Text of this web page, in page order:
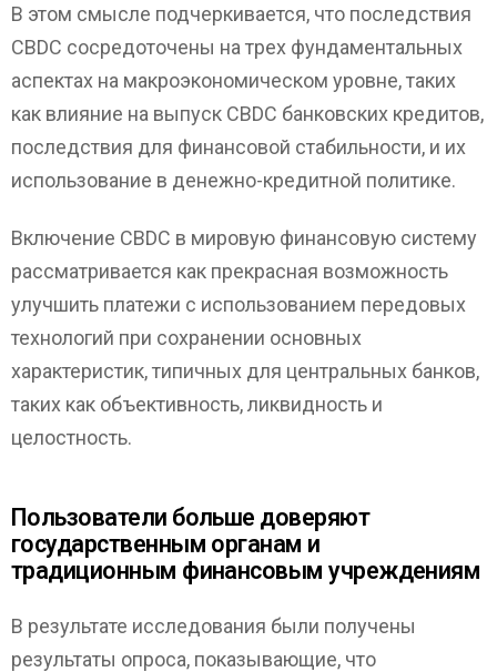
В этом смысле подчеркивается, что последствия
CBDC сосредоточены на трех фундаментальных
аспектах на макроэкономическом уровне, таких
как влияние на выпуск CBDC банковских кредитов,
последствия для финансовой стабильности, и их
использование в денежно-кредитной политике.
Включение CBDC в мировую финансовую систему
рассматривается как прекрасная возможность
улучшить платежи с использованием передовых
технологий при сохранении основных
характеристик, типичных для центральных банков,
таких как объективность, ликвидность и
целостность.
Пользователи больше доверяют
государственным органам и
традиционным финансовым учреждениям
В результате исследования были получены
результаты опроса, показывающие, что